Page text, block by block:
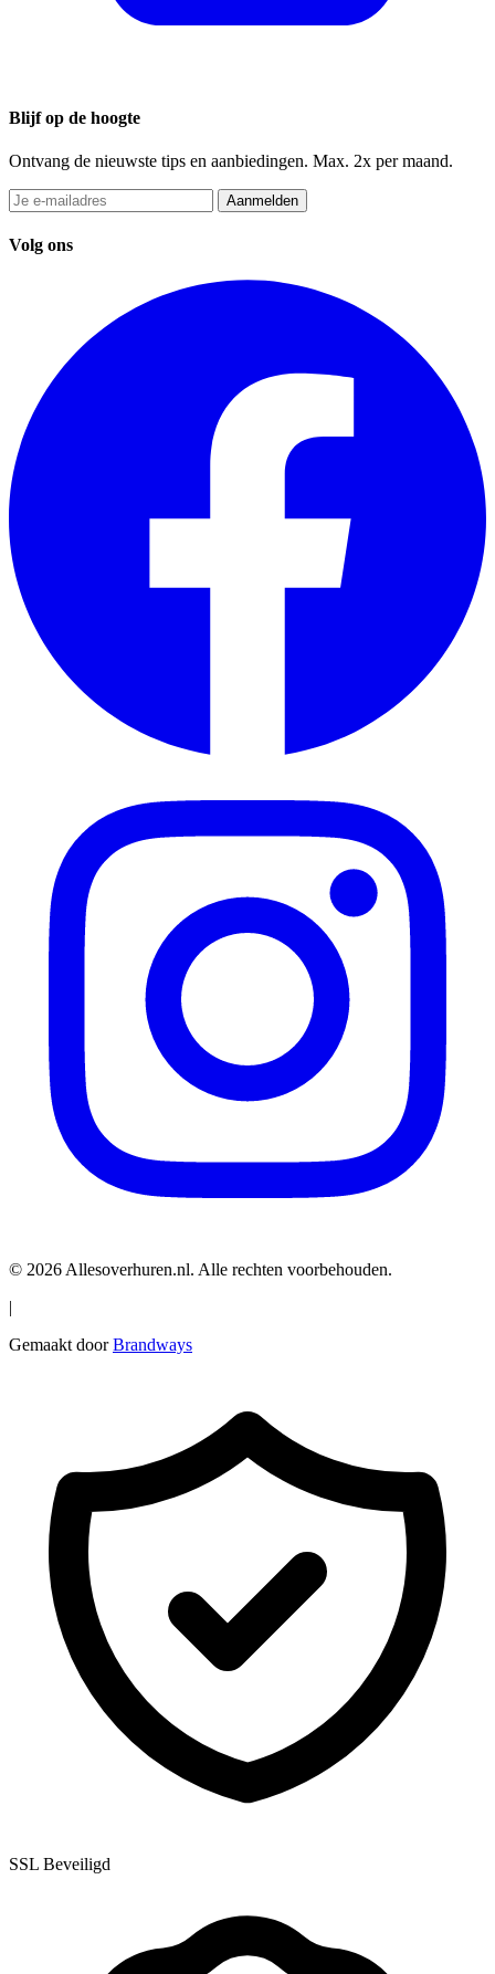
Blijf op de hoogte
Ontvang de nieuwste tips en aanbiedingen. Max. 2x per maand.
Aanmelden
Volg ons
© 2026 Allesoverhuren.nl. Alle rechten voorbehouden.
|
Gemaakt doorBrandways
SSL Beveiligd